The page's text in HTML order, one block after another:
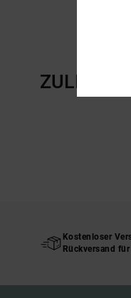
ZULETZT
Kostenloser
Rückversand